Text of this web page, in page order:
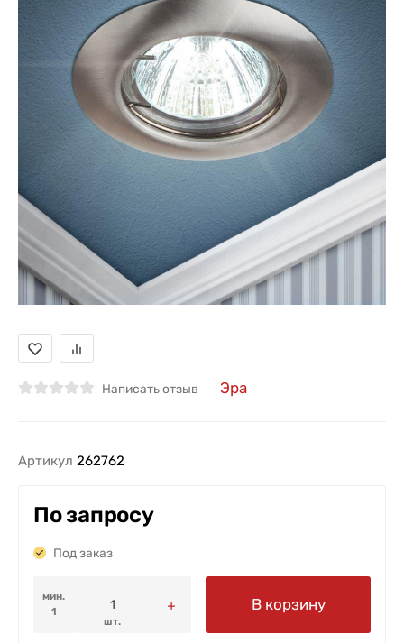
Написать отзыв Эра
Артикул 262762
По запросу
Под заказ
мин.
1
шт.
В корзину